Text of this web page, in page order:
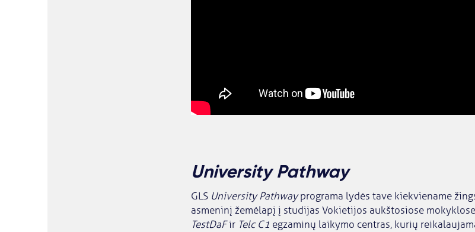
University Pathway
GLS University Pathwayprograma lydės tave kiekviename
asmeninį žemėlapį į studijas Vokietijos aukštosiose
TestDaFir Telc C1 egzaminų laikymo centras, kurių